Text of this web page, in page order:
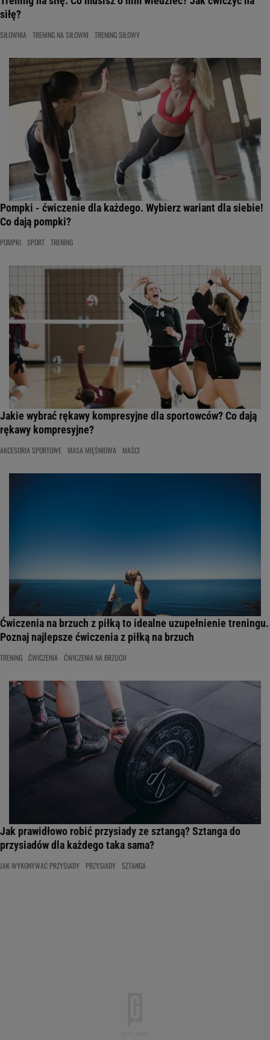
siłę?
SIŁOWNIA TRENING NA SIŁOWNI TRENING SIŁOWY
Pompki - ćwiczenie dla każdego. Wybierz wariant dla siebie!
Co dają pompki?
POMPKI SPORT TRENING
Jakie wybrać rękawy kompresyjne dla sportowców? Co dają
rękawy kompresyjne?
AKCESORIA SPORTOWE MASA MIĘŚNIOWA MAŚCI
Ćwiczenia na brzuch z piłką to idealne uzupełnienie treningu.
Poznaj najlepsze ćwiczenia z piłką na brzuch
TRENING ĆWICZENIA ĆWICZENIA NA BRZUCH
Jak prawidłowo robić przysiady ze sztangą? Sztanga do
przysiadów dla każdego taka sama?
JAK WYKONYWAĆ PRZYSIADY PRZYSIADY SZTANGA